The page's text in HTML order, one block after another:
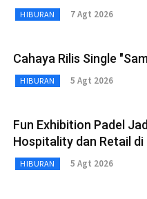
HIBURAN 7 Agt 2026
Cahaya Rilis Single
HIBURAN 5 Agt 2026
Fun Exhibition Padel
Hospitality dan Retail di
HIBURAN 5 Agt 2026